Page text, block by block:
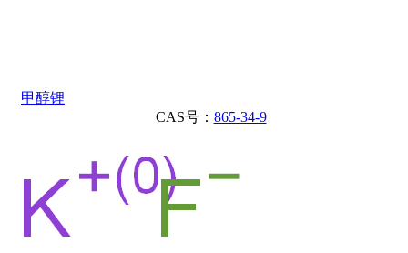
甲醇锂
CAS号： 865-34-9